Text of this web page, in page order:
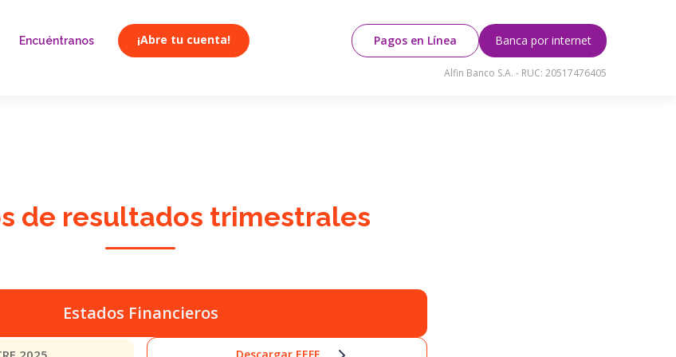
Encuéntranos ¡Abre tu cuenta! Pagos en Línea Banca por internet
Alfin Banco S.A. - RUC: 20517476405
de resultados trimestrales
Estados Financieros